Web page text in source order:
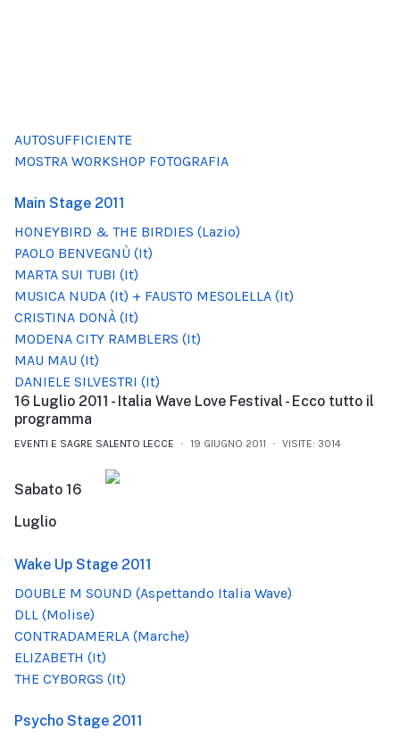
AUTOSUFFICIENTE
MOSTRA WORKSHOP FOTOGRAFIA
Main Stage 2011
HONEYBIRD & THE BIRDIES (Lazio)
PAOLO BENVEGNÙ (It)
MARTA SUI TUBI (It)
MUSICA NUDA (It) + FAUSTO MESOLELLA (It)
CRISTINA DONÀ (It)
MODENA CITY RAMBLERS (It)
MAU MAU (It)
DANIELE SILVESTRI (It)
16 Luglio 2011 - Italia Wave Love Festival - Ecco tutto il
programma
EVENTI E SAGRE SALENTO LECCE 19 GIUGNO 2011 VISITE: 3014
Sabato 16
Luglio
Wake Up Stage 2011
DOUBLE M SOUND (Aspettando Italia Wave)
DLL (Molise)
CONTRADAMERLA (Marche)
ELIZABETH (It)
THE CYBORGS (It)
Psycho Stage 2011